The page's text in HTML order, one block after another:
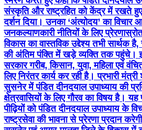
संस्कृति और राष्ट्रहित को केंद्र में रखते हुए
दर्शन दिया। उनका ‘अंत्योदय’ का
जनकल्याणकारी नीतियों के लिए
विकास का वास्तविक उद्देश्य तभी सार्थक
की अंतिम पंक्ति में खड़े व्यक्ति तक पहुंचे।
सरकार गरीब, किसान, युवा, महिला एवं
लिए निरंतर कार्य कर रही है। प्रभारी
सुसनेर में पंडित दीनदयाल उपाध्याय की
क्षेत्रवासियों के लिए गौरव का विषय है। यह
पीढ़ियों को पंडित दीनदयाल उपाध्याय के
राष्ट्रसेवा की भावना से प्रेरणा प्रदान